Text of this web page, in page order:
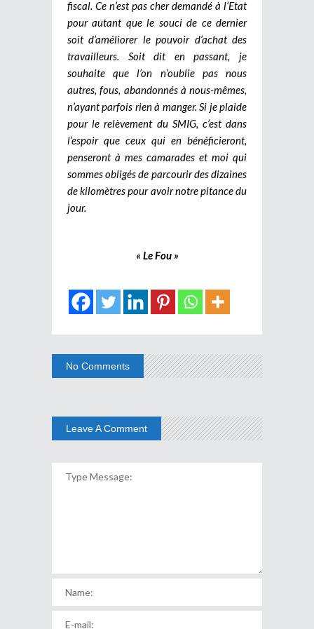
fiscal. Ce n’est pas cher demandé à l’Etat
pour autant que le souci de ce dernier
soit d’améliorer le pouvoir d’achat des
travailleurs. Soit dit en passant, je
souhaite que l’on n’oublie pas nous
autres, fous, abandonnés à nous-mêmes,
n’ayant parfois rien à manger. Si je plaide
pour le relèvement du SMIG, c’est dans
l’espoir que ceux qui en bénéficieront,
penseront à mes camarades et moi qui
sommes obligés de parcourir des dizaines
de kilomètres pour avoir notre pitance du
jour.
« Le Fou »
No Comments
Leave A Comment